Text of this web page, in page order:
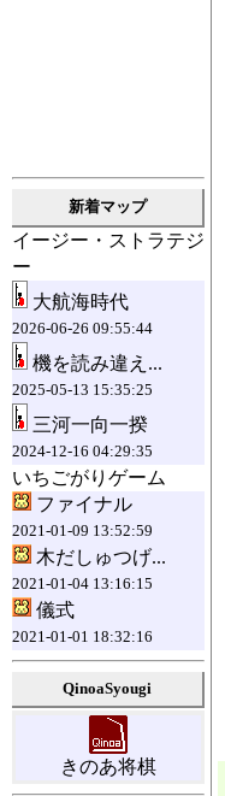
新着マップ
イージー・ストラテジ
ー
大航海時代
2026-06-26 09:55:44
機を読み違え...
2025-05-13 15:35:25
三河一向一揆
2024-12-16 04:29:35
いちごがりゲーム
ファイナル
2021-01-09 13:52:59
木だしゅつげ...
2021-01-04 13:16:15
儀式
2021-01-01 18:32:16
QinoaSyougi
きのあ将棋